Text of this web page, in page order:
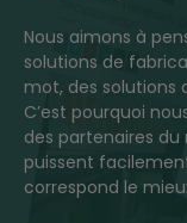
Nous aimons à
solutions de
mot, des solutions
C’est pourquoi
des partenaires
puissent
correspond le